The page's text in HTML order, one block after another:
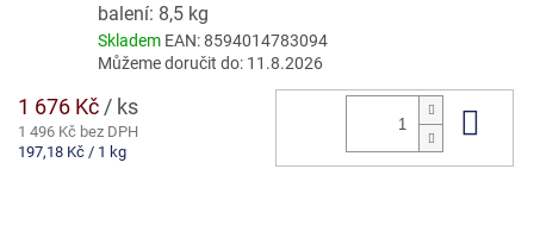
balení: 8,5 kg
Skladem EAN:8594014783094
Můžeme doručit do: 11.8.2026
1 676 Kč/ ks
1 496 Kč bez DPH
Měrná
197,18 Kč / 1 kg